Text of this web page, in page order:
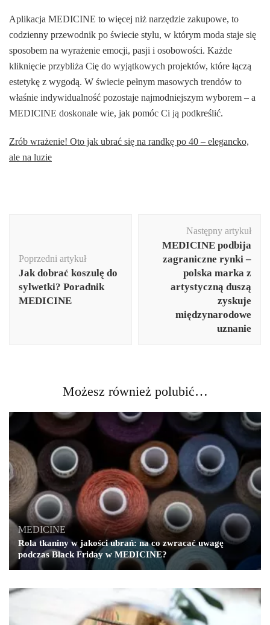
Aplikacja MEDICINE to więcej niż narzędzie zakupowe, to
codzienny przewodnik po świecie stylu, w którym moda staje się
sposobem na wyrażenie emocji, pasji i osobowości. Każde
kliknięcie przybliża Cię do wyjątkowych projektów, które łączą
estetykę z wygodą. W świecie pełnym masowych trendów to
właśnie indywidualność pozostaje najmodniejszym wyborem – a
MEDICINE doskonale wie, jak pomóc Ci ją podkreślić.
Zrób wrażenie! Oto jak ubrać się na randkę po 40 – elegancko,
ale na luzie
Poprzedni artykuł
Jak dobrać koszulę do
sylwetki? Poradnik
MEDICINE
Następny artykuł
MEDICINE podbija
zagraniczne rynki –
polska marka z
artystyczną duszą
zyskuje
międzynarodowe
uznanie
Możesz również polubić…
MEDICINE
Rola tkaniny w jakości ubrań: na co zwracać uwagę
podczas Black Friday w MEDICINE?